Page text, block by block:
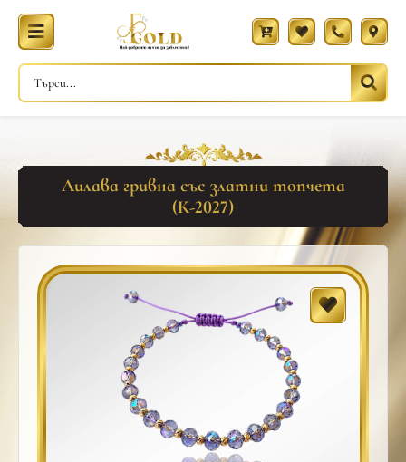
Лилава гривна със златни топчета
(К-2027)